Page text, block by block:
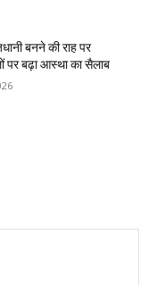
बनने की राह पर
पर बढ़ा आस्था का सैलाब